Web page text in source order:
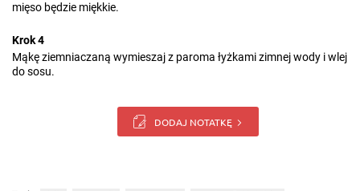
mięso będzie miękkie.
Krok 4
Mąkę ziemniaczaną wymieszaj z paroma łyżkami zimnej wody i wlej
do sosu.
DODAJ NOTATKĘ